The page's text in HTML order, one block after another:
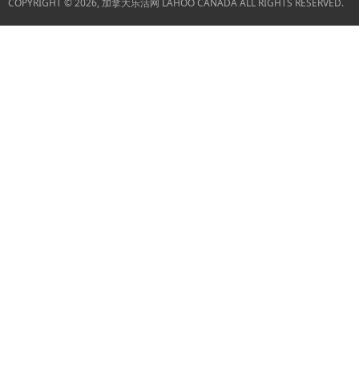
COPYRIGHT © 2026, 加拿大乐活网 LAHOO CANADA ALL RIGHTS RESERVED.